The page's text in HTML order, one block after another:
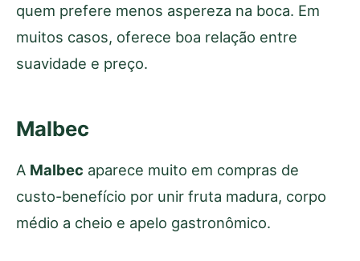
quem prefere menos aspereza na boca. Em
muitos casos, oferece boa relação entre
suavidade e preço.
Malbec
A Malbec aparece muito em compras de
custo-benefício por unir fruta madura, corpo
médio a cheio e apelo gastronômico.